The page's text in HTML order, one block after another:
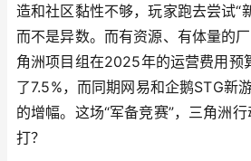
造和社区黏性不够，玩家跑去尝试“
而不是异数。而有资源、有体量的
角洲项目组在2025年的运营费用预
了7.5%，而同期网易和企鹅STG新
的增幅。这场“军备竞赛”，三角洲
打？